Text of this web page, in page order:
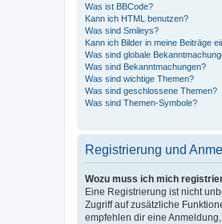
Was ist BBCode?
Kann ich HTML benutzen?
Was sind Smileys?
Kann ich Bilder in meine Beiträge
Was sind globale
Was sind Bekanntmachungen?
Was sind wichtige Themen?
Was sind geschlossene Themen?
Was sind Themen-Symbole?
Registrierung und
Wozu muss ich mich
Eine Registrierung ist nicht
Zugriff auf zusätzliche
empfehlen dir eine